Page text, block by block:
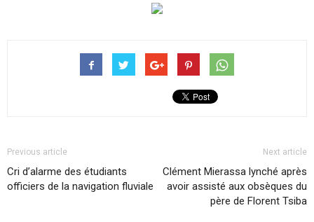
Previous article
Cri d’alarme des étudiants
officiers de la navigation fluviale
Next article
Clément Mierassa lynché après
avoir assisté aux obsèques du
père de Florent Tsiba